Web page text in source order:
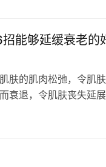
能够延缓衰老的
的肌肉松弛，令肌
衰退，令肌肤丧失延展